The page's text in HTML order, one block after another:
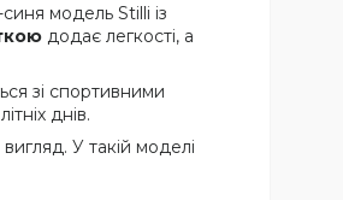
модель Stilli із
додає легкості, а
зі спортивними
днів.
У такій моделі